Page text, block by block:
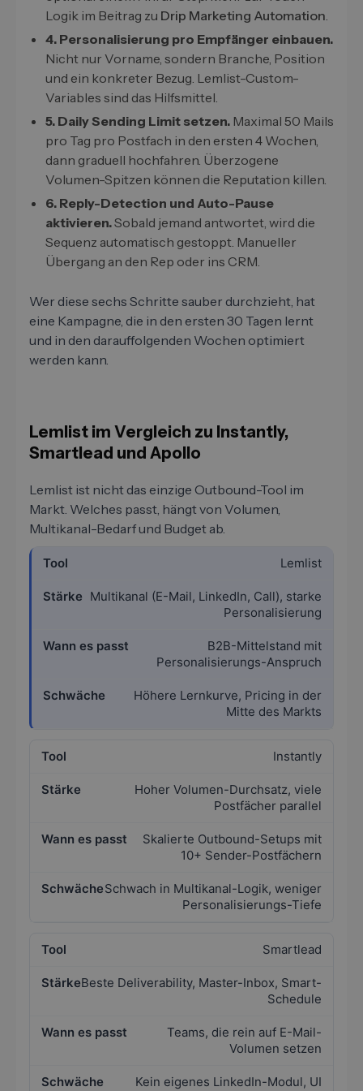
Logik im Beitrag zu Drip Marketing Automation.
4. Personalisierung pro Empfänger einbauen.
Nicht nur Vorname, sondern Branche, Position
und ein konkreter Bezug. Lemlist-Custom-
Variables sind das Hilfsmittel.
5. Daily Sending Limit setzen. Maximal 50 Mails
pro Tag pro Postfach in den ersten 4 Wochen,
dann graduell hochfahren. Überzogene
Volumen-Spitzen können die Reputation killen.
6. Reply-Detection und Auto-Pause
aktivieren.Sobald jemand antwortet, wird die
Sequenz automatisch gestoppt. Manueller
Übergang an den Rep oder ins CRM.
Wer diese sechs Schritte sauber durchzieht, hat
eine Kampagne, die in den ersten 30 Tagen lernt
und in den darauffolgenden Wochen optimiert
werden kann.
Lemlist im Vergleich zu Instantly,
Smartlead und Apollo
Lemlist ist nicht das einzige Outbound-Tool im
Markt. Welches passt, hängt von Volumen,
Multikanal-Bedarf und Budget ab.
Lemlist
Multikanal (E-Mail, LinkedIn, Call), starke
Personalisierung
B2B-Mittelstand mit
Personalisierungs-Anspruch
Höhere Lernkurve, Pricing in der
Mitte des Markts
Instantly
Hoher Volumen-Durchsatz, viele
Postfächer parallel
Skalierte Outbound-Setups mit
10+ Sender-Postfächern
Schwach in Multikanal-Logik, weniger
Personalisierungs-Tiefe
Smartlead
Beste Deliverability, Master-Inbox, Smart-
Schedule
Teams, die rein auf E-Mail-
Volumen setzen
Kein eigenes LinkedIn-Modul, UI